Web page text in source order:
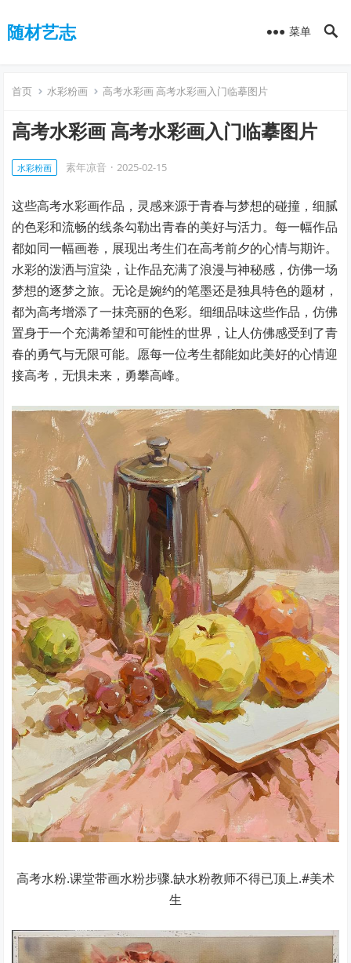
随材艺志 菜单
首页 水彩粉画 高考水彩画 高考水彩画入门临摹图片
高考水彩画 高考水彩画入门临摹图片
水彩粉画 素年凉音 · 2025-02-15
这些高考水彩画作品，灵感来源于青春与梦想的碰撞，细腻
的色彩和流畅的线条勾勒出青春的美好与活力。每一幅作品
都如同一幅画卷，展现出考生们在高考前夕的心情与期许。
水彩的泼洒与渲染，让作品充满了浪漫与神秘感，仿佛一场
梦想的逐梦之旅。无论是婉约的笔墨还是独具特色的题材，
都为高考增添了一抹亮丽的色彩。细细品味这些作品，仿佛
置身于一个充满希望和可能性的世界，让人仿佛感受到了青
春的勇气与无限可能。愿每一位考生都能如此美好的心情迎
接高考，无惧未来，勇攀高峰。
高考水粉.课堂带画水粉步骤.缺水粉教师不得已顶上.#美术
生